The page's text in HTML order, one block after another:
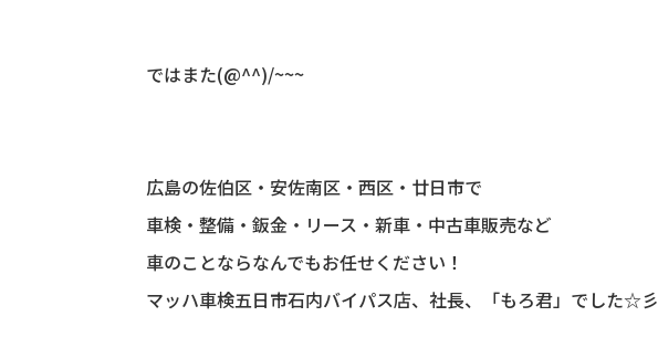
ではまた(@^^)/~~~
広島の佐伯区・安佐南区・西区・廿日市で
車検・整備・鈑金・リース・新車・中古車販売など
車のことならなんでもお任せください！
マッハ車検五日市石内バイパス店、社長、
「もろ君」でした☆彡